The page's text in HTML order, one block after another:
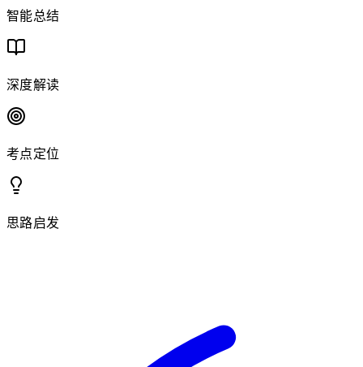
智能总结
深度解读
考点定位
思路启发